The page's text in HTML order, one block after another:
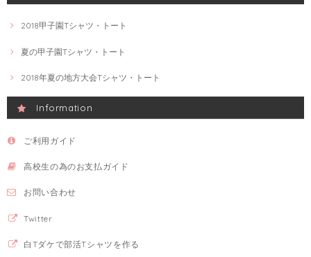
2018甲子園Tシャツ・トート
夏の甲子園Tシャツ・トート
2018年夏の地方大会Tシャツ・トート
Information
ご利用ガイド
高校生の為のお支払ガイド
お問い合わせ
Twitter
白Tダケで部活Tシャツを作る